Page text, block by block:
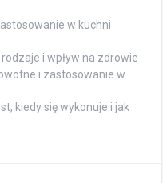
w kuchni
i wpływ na zdrowie
i zastosowanie w
kiedy się wykonuje i jak